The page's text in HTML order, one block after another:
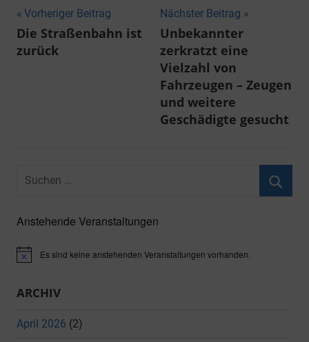
Beitragsnavigation
Vorheriger Beitrag
Die Straßenbahn ist
zurück
Nächster Beitrag
Unbekannter
zerkratzt eine
Vielzahl von
Fahrzeugen – Zeugen
und weitere
Geschädigte gesucht
Suchen
Anstehende Veranstaltungen
HinweisEs sind keine anstehenden Veranstaltungen vorhanden.
ARCHIV
April 2026 (2)